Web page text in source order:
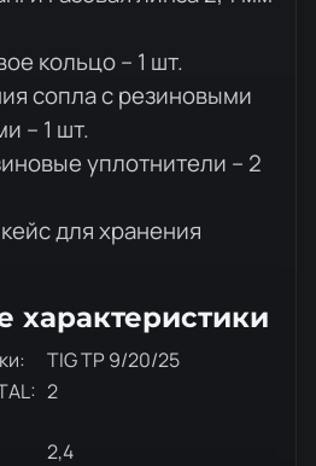
кольцо – 1 шт.
сопла с резиновыми
– 1 шт.
уплотнители – 2
для хранения
характеристики
TIG TP 9/20/25
2
2,4